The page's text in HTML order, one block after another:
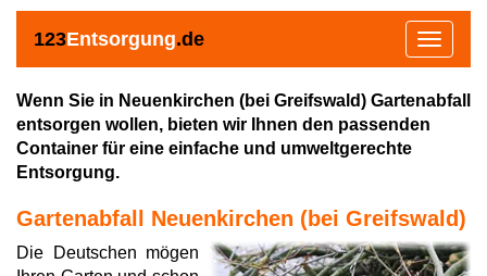
123Entsorgung.de
Toggle
Wenn Sie in Neuenkirchen (bei Greifswald) Gartenabfall
entsorgen wollen, bieten wir Ihnen den passenden
Container für eine einfache und umweltgerechte
Entsorgung.
Gartenabfall Neuenkirchen (bei Greifswald)
Die Deutschen mögen